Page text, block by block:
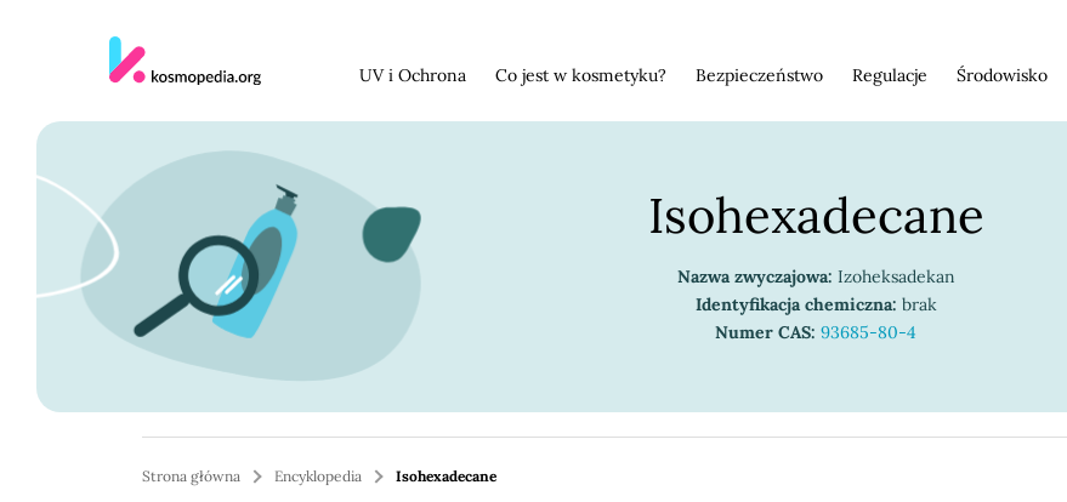
UV i Ochrona Co jest w kosmetyku? Bezpieczeństwo Regulacje Środowisko
Isohexadecane
Nazwa zwyczajowa: Izoheksadekan
Identyfikacja chemiczna: brak
Numer CAS: 93685-80-4
Strona główna Encyklopedia Isohexadecane